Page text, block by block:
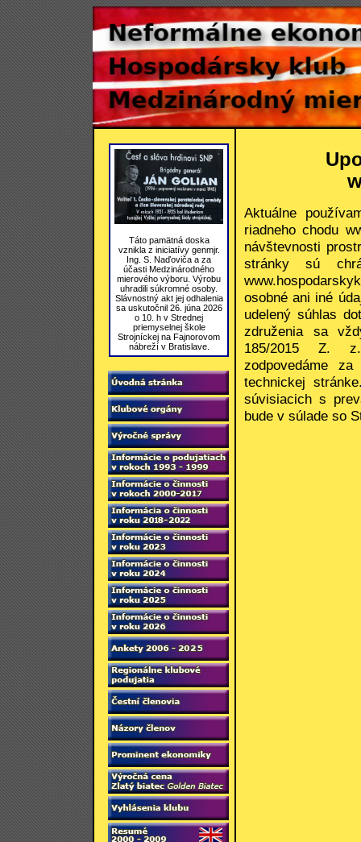
Táto pamätná doska
vznikla z iniciatívy genmjr.
Ing. S. Naďoviča a za
účasti Medzinárodného
mierového výboru. Výrobu
uhradili súkromné osoby.
Slávnostný akt jej odhalenia
sa uskutočnil 26. júna 2026
o 10. h v Strednej
priemyselnej škole
Strojníckej na Fajnorovom
nábreží v Bratislave.
Aktuálne
riadneho chodu
návštevnosti
stránky sú
osobné ani iné
udelený súhlas
združenia sa
185/2015 Z. z.
zodpovedáme
technickej
súvisiacich s
bude v súlade so